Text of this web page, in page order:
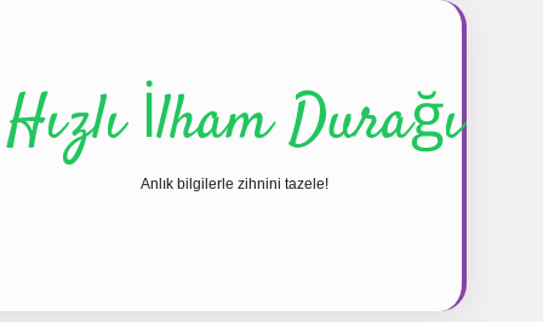
Hızlı İlham Durağı
Anlık bilgilerle zihnini tazele!